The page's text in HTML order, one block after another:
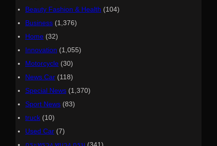
Beauty Fashion & Health (104)
Business (1,376)
Home (32)
Innovation (1,055)
Motorcycle (30)
News Car (118)
Special News (1,370)
Sport News (83)
truck (10)
Used Car (7)
กระทรวง ทบวง กรม (341)